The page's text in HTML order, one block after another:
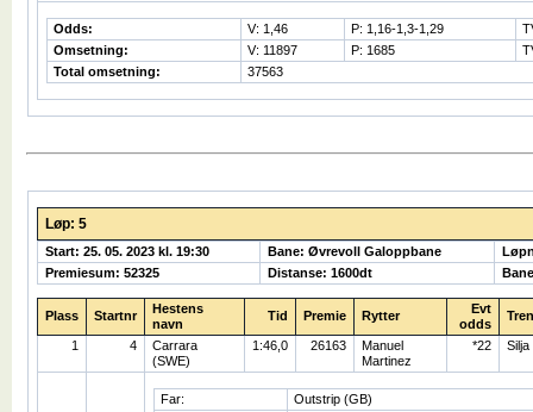
Odds: V: 1,46 P: 1,16-1,3-1,29
Omsetning:
V: 11897 P: 1685
Total omsetning:
37563
Løp: 5
Start: 25. 05. 2023 kl. 19:30 Bane: Øvrevoll Galoppbane
Premiesum: 52325
Distanse: 1600dt
Plass Startnr
Hestens
navn
Tid Premie Rytter
Evt
odds
1 4
Carrara
(SWE)
1:46,0 26163
Manuel
Martinez
*22
Far:
Outstrip (GB)